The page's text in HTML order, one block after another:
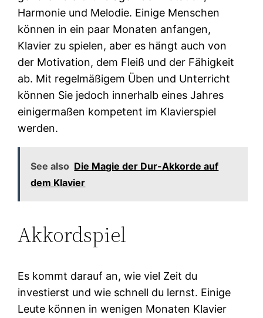
Harmonie und Melodie. Einige Menschen
können in ein paar Monaten anfangen,
Klavier zu spielen, aber es hängt auch von
der Motivation, dem Fleiß und der Fähigkeit
ab. Mit regelmäßigem Üben und Unterricht
können Sie jedoch innerhalb eines Jahres
einigermaßen kompetent im Klavierspiel
werden.
See also Die Magie der Dur-Akkorde auf
dem Klavier
Akkordspiel
Es kommt darauf an, wie viel Zeit du
investierst und wie schnell du lernst. Einige
Leute können in wenigen Monaten Klavier